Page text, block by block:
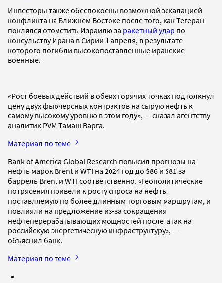
Инвесторы также обеспокоены возможной эскалацией
конфликта на Ближнем Востоке после того, как Тегеран
поклялся отомстить Израилю за ракетный удар по
консульству Ирана в Сирии 1 апреля, в результате
которого погибли высокопоставленные иранские
военные.
«Рост боевых действий в обеих горячих точках подтолкнул
цену двух фьючерсных контрактов на сырую нефть к
самому высокому уровню в этом году», — сказал агентству
аналитик PVM Тамаш Варга.
Материал по теме
Bank of America Global Research повысил прогнозы на
нефть марок Brent и WTI на 2024 год до $86 и $81 за
баррель Brent и WTI соответственно. «Геополитические
потрясения привели к росту спроса на нефть,
поставляемую по более длинным торговым маршрутам, и
повлияли на предложение из-за сокращения
нефтеперерабатывающих мощностей после атак на
российскую энергетическую инфраструктуру», —
объяснил банк.
Материал по теме